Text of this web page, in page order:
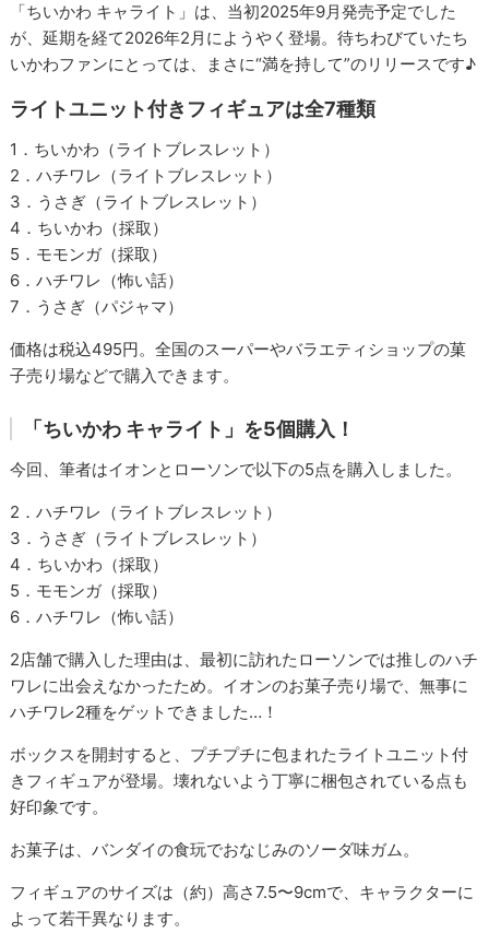
「ちいかわ キャライト」は、当初2025年9月発売予定でした
が、延期を経て2026年2月にようやく登場。待ちわびていたち
いかわファンにとっては、まさに“満を持して”のリリースです♪
ライトユニット付きフィギュアは全7種類
1．ちいかわ（ライトブレスレット）
2．ハチワレ（ライトブレスレット）
3．うさぎ（ライトブレスレット）
4．ちいかわ（採取）
5．モモンガ（採取）
6．ハチワレ（怖い話）
7．うさぎ（パジャマ）
価格は税込495円。全国のスーパーやバラエティショップの菓
子売り場などで購入できます。
「ちいかわ キャライト」を5個購入！
今回、筆者はイオンとローソンで以下の5点を購入しました。
2．ハチワレ（ライトブレスレット）
3．うさぎ（ライトブレスレット）
4．ちいかわ（採取）
5．モモンガ（採取）
6．ハチワレ（怖い話）
2店舗で購入した理由は、最初に訪れたローソンでは推しのハチ
ワレに出会えなかったため。イオンのお菓子売り場で、無事に
ハチワレ2種をゲットできました…！
ボックスを開封すると、プチプチに包まれたライトユニット付
きフィギュアが登場。壊れないよう丁寧に梱包されている点も
好印象です。
お菓子は、バンダイの食玩でおなじみのソーダ味ガム。
フィギュアのサイズは（約）高さ7.5〜9cmで、キャラクターに
よって若干異なります。